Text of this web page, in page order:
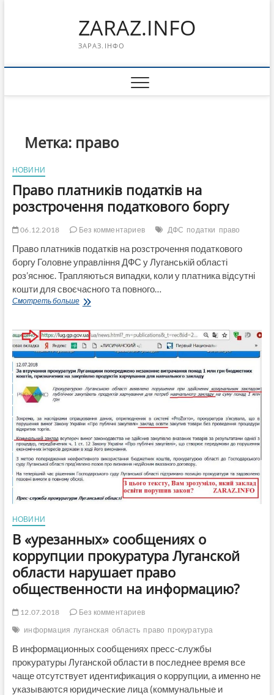
ZARAZ.INFO
ЗАРАЗ.ІНФО
Метка: право
НОВИНИ
Право платників податків на
розстрочення податкового боргу
06.12.2018 Без комментариев ДФС податки право
Право платників податків на розстрочення податкового
боргу Головне управління ДФС у Луганській області
роз’яснює. Трапляються випадки, коли у платника відсутні
кошти для своєчасного та повного…
Смотреть большеПраво
на
розстрочення
податкового
НОВИНИ
В «урезанных» сообщениях о
коррупции прокуратура Луганской
области нарушает право
общественности на информацию?
12.07.2018
Без комментариев
информация луганская область право прокуратура
В информационных сообщениях пресс-службы
прокуратуры Луганской области в последнее время все
чаще отсутствует идентификация о коррупции, а именно не
указываются юридические лица (коммунальные и